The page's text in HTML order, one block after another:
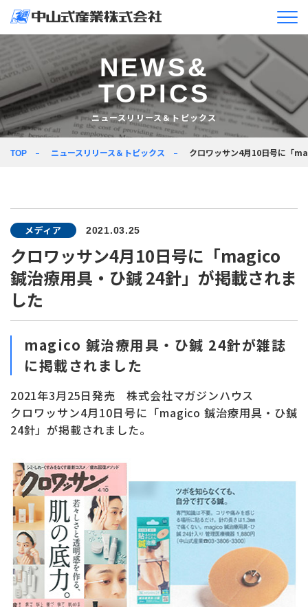
ニュースリリース＆トピックス
製品情報
お問い合わせ
NEWS&
TOPICS
ニュースリリース＆トピックス
TOP ニュースリリース＆トピックス クロワッサン4月10日号に「
メディア 2021.03.25
クロワッサン4月10日号に「magico
鍼治療用具・ひ鍼 24針」が掲載されま
した
magico 鍼治療用具・ひ鍼 24針が雑誌
に掲載されました
2021年3月25日発売 株式会社マガジンハウス
クロワッサン4月10日号に「magico 鍼治療用具・ひ鍼
24針」が掲載されました。